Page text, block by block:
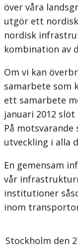
över våra
utgör ett
nordisk
kombination av
Om vi kan
samarbete som
ett samarbete
januari 2012
På
utveckling i alla
En gemensam
vår
institutioner
inom
Stockholm den